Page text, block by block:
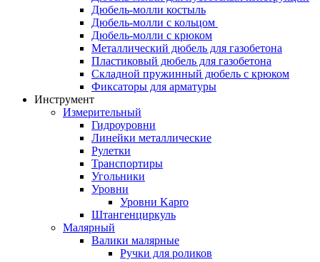
Дюбель-молли костыль
Дюбель-молли с кольцом
Дюбель-молли с крюком
Металлический дюбель для газобетона
Пластиковый дюбель для газобетона
Складной пружинный дюбель с крюком
Фиксаторы для арматуры
Инструмент
Измерительный
Гидроуровни
Линейки металлические
Рулетки
Транспортиры
Угольники
Уровни
Уровни Kapro
Штангенциркуль
Малярный
Валики малярные
Ручки для роликов